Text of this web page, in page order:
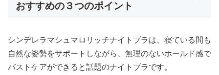
おすすめの３つのポイント
シンデレラマシュマロリッチナイトブラは、寝ている間も
自然な姿勢をサポートしながら、無理のないホールド感で
バストケアができると話題のナイトブラです。